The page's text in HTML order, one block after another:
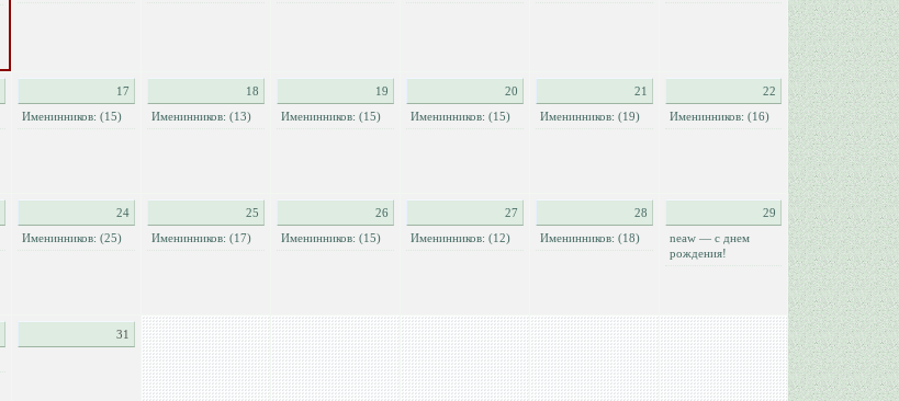
17
Именинников: (15)
18
Именинников: (13)
19
Именинников: (15)
20
Именинников: (15)
21
Именинников: (19)
22
Именинников: (16)
24
Именинников: (25)
25
Именинников: (17)
26
Именинников: (15)
27
Именинников: (12)
28
Именинников: (18)
29
neaw — с днем
рождения!
31